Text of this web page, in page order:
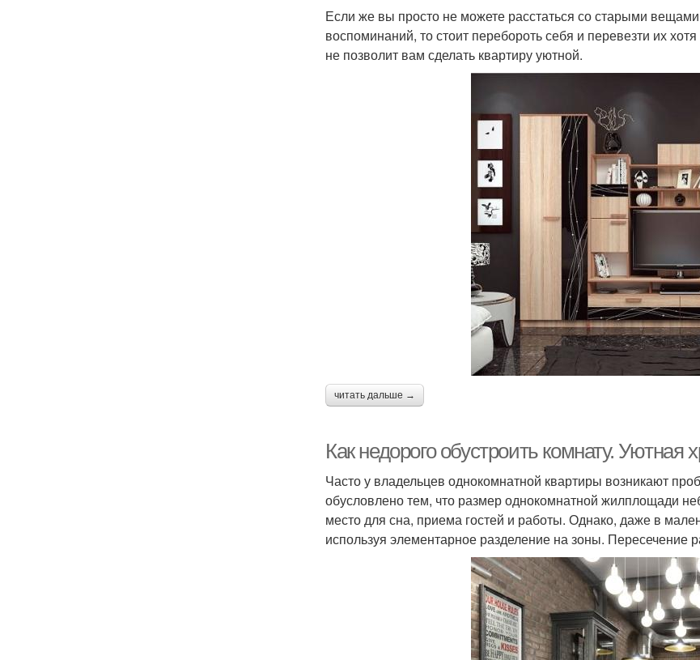
Если же вы просто не можете расстаться со старыми
воспоминаний, то стоит перебороть себя и перевезти их
не позволит вам сделать квартиру уютной.
читать дальше →
Как недорого обустроить комнату. Уютная
Часто у владельцев однокомнатной квартиры возникают
обусловлено тем, что размер однокомнатной жилплощади
место для сна, приема гостей и работы. Однако, даже в
используя элементарное разделение на зоны.